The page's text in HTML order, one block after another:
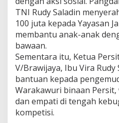
TNI Rudy Saladin
100 juta kepada Yayasan
membantu anak-anak
bawaan.
Sementara itu, Ketua
V/Brawijaya, Ibu Vira
bantuan kepada
Warakawuri binaan
dan empati di tengah
kompetisi.